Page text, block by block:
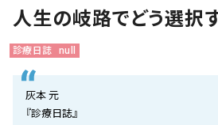
健康川柳
DRP医療情報館とは?
会社概要
人生の岐路でどう選択
診療日誌 null
灰本 元
『診療日誌』